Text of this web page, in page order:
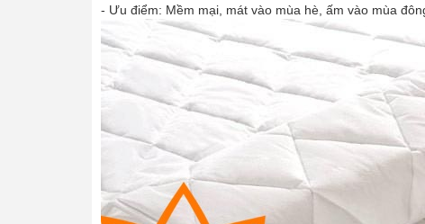
- Ưu điểm: Mềm mại, mát vào mùa hè, ấm vào mùa